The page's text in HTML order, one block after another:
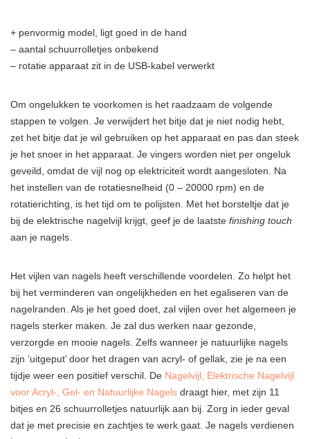
+ penvormig model, ligt goed in de hand
– aantal schuurrolletjes onbekend
– rotatie apparaat zit in de USB-kabel verwerkt
Om ongelukken te voorkomen is het raadzaam de volgende
stappen te volgen. Je verwijdert het bitje dat je niet nodig hebt,
zet het bitje dat je wil gebruiken op het apparaat en pas dan steek
je het snoer in het apparaat. Je vingers worden niet per ongeluk
geveild, omdat de vijl nog op elektriciteit wordt aangesloten. Na
het instellen van de rotatiesnelheid (0 – 20000 rpm) en de
rotatierichting, is het tijd om te polijsten. Met het borsteltje dat je
bij de elektrische nagelvijl krijgt, geef je de laatste finishing touch
aan je nagels.
Het vijlen van nagels heeft verschillende voordelen. Zo helpt het
bij het verminderen van ongelijkheden en het egaliseren van de
nagelranden. Als je het goed doet, zal vijlen over het algemeen je
nagels sterker maken. Je zal dus werken naar gezonde,
verzorgde en mooie nagels. Zelfs wanneer je natuurlijke nagels
zijn ‘uitgeput’ door het dragen van acryl- of gellak, zie je na een
tijdje weer een positief verschil. De Nagelvijl, Elektrische Nagelvijl
voor Acryl-, Gel- en Natuurlijke Nagels draagt hier, met zijn 11
bitjes en 26 schuurrolletjes natuurlijk aan bij. Zorg in ieder geval
dat je met precisie en zachtjes te werk gaat. Je nagels verdienen